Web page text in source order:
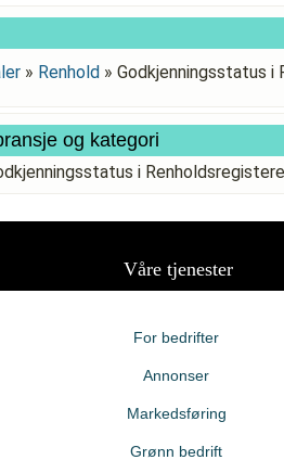
» Renhold » Godkjenningsstatus i
og kategori
i
Våre tjenester
For bedrifter
Annonser
Markedsføring
Grønn bedrift